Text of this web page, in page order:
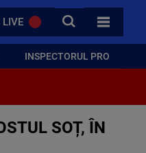
LIVE CAUTA
TOATE
INSPECTORUL PRO
SOȚ, ÎN